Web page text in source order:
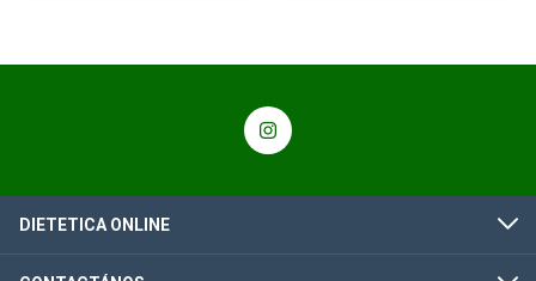
DIETETICA ONLINE